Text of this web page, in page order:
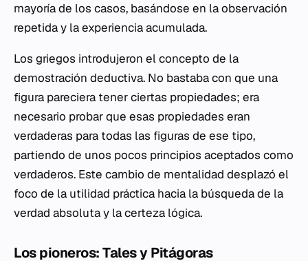
mayoría de los casos, basándose en la observación
repetida y la experiencia acumulada.
Los griegos introdujeron el concepto de la
demostración deductiva. No bastaba con que una
figura pareciera tener ciertas propiedades; era
necesario probar que esas propiedades eran
verdaderas para todas las figuras de ese tipo,
partiendo de unos pocos principios aceptados como
verdaderos. Este cambio de mentalidad desplazó el
foco de la utilidad práctica hacia la búsqueda de la
verdad absoluta y la certeza lógica.
Los pioneros: Tales y Pitágoras